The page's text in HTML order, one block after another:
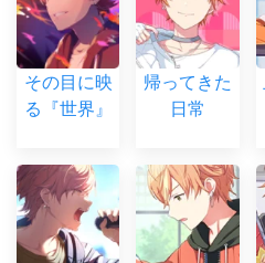
その目に映
る『世界』
帰ってきた
日常